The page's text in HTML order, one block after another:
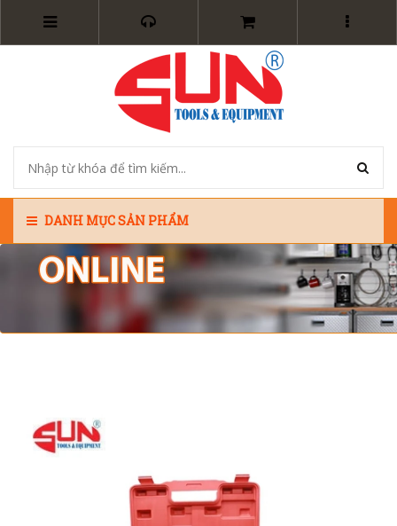
DANH MỤC SẢN PHẨM